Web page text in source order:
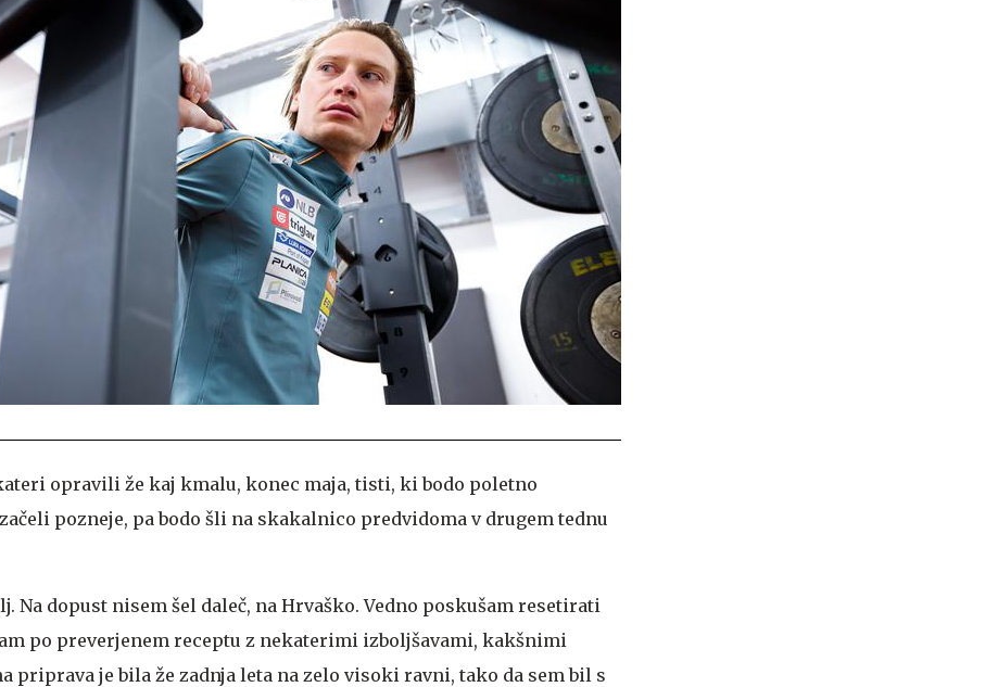
opravili že kaj kmalu, konec maja, tisti, ki bodo poletno
pozneje, pa bodo šli na skakalnico predvidoma v drugem tednu
Na dopust nisem šel daleč, na Hrvaško. Vedno poskušam resetirati
po preverjenem receptu z nekaterimi izboljšavami, kakšnimi
priprava je bila že zadnja leta na zelo visoki ravni, tako da sem bil s